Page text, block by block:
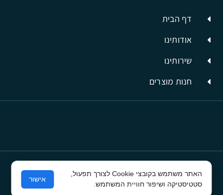
דף הבית
אודותינו
שירותינו
חנות מוצרים
© כל הזכויות שמורות לסיבים תשתיות תקשורת
האתר משתמש בקובצי Cookie לצורך תפעול,
סטטיסטיקה ושיפור חוויית המשתמש.
אישור